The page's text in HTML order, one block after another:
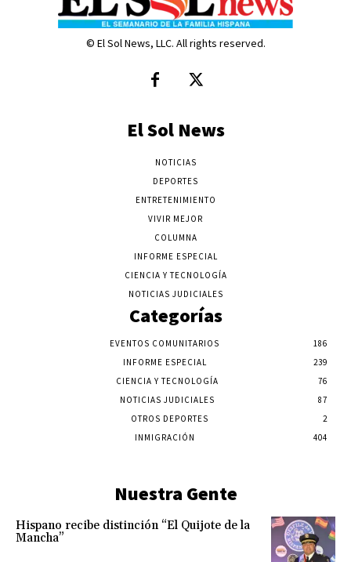
© El Sol News, LLC. All rights reserved.
El Sol News
NOTICIAS
DEPORTES
ENTRETENIMIENTO
VIVIR MEJOR
COLUMNA
INFORME ESPECIAL
CIENCIA Y TECNOLOGÍA
NOTICIAS JUDICIALES
Categorías
EVENTOS COMUNITARIOS
186
INFORME ESPECIAL
239
CIENCIA Y TECNOLOGÍA
76
NOTICIAS JUDICIALES
87
OTROS DEPORTES
2
INMIGRACIÓN
404
Nuestra Gente
Hispano recibe distinción “El Quijote de la
Mancha”